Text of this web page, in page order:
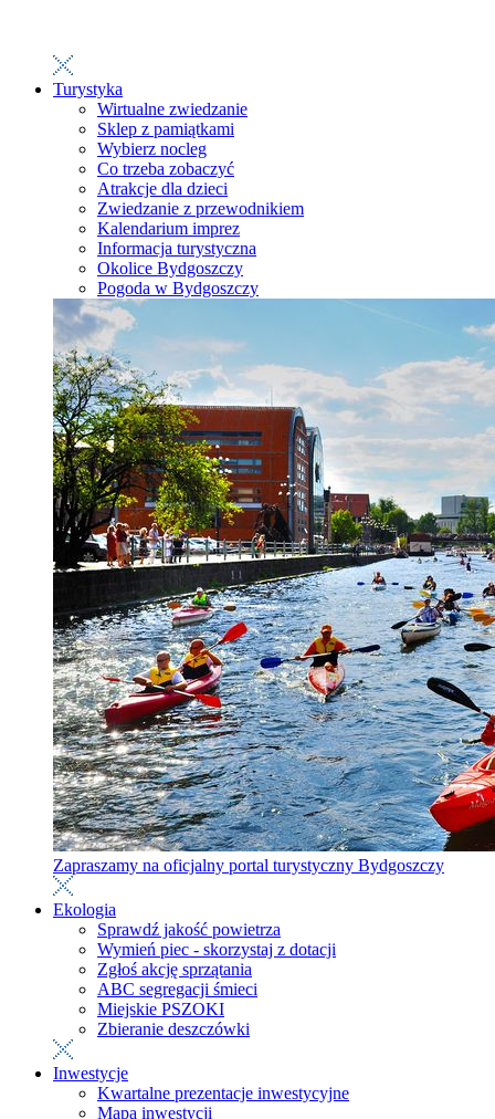
Turystyka
Wirtualne zwiedzanie
Sklep z pamiątkami
Wybierz nocleg
Co trzeba zobaczyć
Atrakcje dla dzieci
Zwiedzanie z przewodnikiem
Kalendarium imprez
Informacja turystyczna
Okolice Bydgoszczy
Pogoda w Bydgoszczy
Zapraszamy na oficjalny portal turystyczny Bydgoszczy
Ekologia
Sprawdź jakość powietrza
Wymień piec - skorzystaj z dotacji
Zgłoś akcję sprzątania
ABC segregacji śmieci
Miejskie PSZOKI
Zbieranie deszczówki
Inwestycje
Kwartalne prezentacje inwestycyjne
Mapa inwestycji